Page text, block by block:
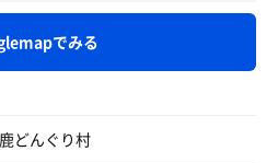
交換のお手伝いをしましたよ😁
3枚交換しました〜✌️😉
、あつめと3種。ツルツルすべすべ
た。 でみる
どんぐり村